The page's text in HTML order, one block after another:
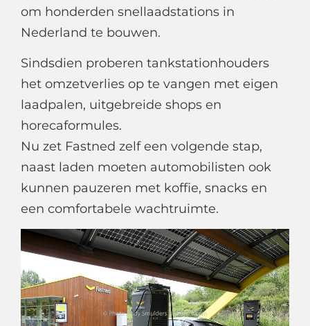
om honderden snellaadstations in
Nederland te bouwen.
Sindsdien proberen tankstationhouders
het omzetverlies op te vangen met eigen
laadpalen, uitgebreide shops en
horecaformules.
Nu zet Fastned zelf een volgende stap,
naast laden moeten automobilisten ook
kunnen pauzeren met koffie, snacks en
een comfortabele wachtruimte.